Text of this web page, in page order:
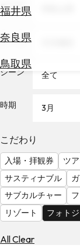
福井県
奈良県
鳥取県
券
テ
を
る
気
を
見
る
エリア
テーマ
シーン 全て
時期 3月
こだわり
入場・拝観券 ツ
サスティナブル
サブカルチャー
リゾート
フォト
All Clear